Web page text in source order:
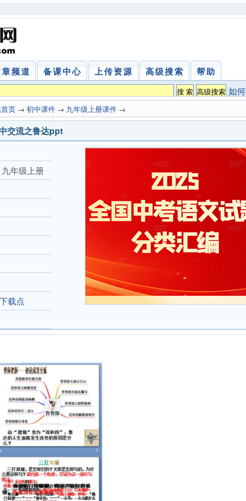
频道 备课中心 上传资源 高级搜索
帮助
如
页 → 初中课件 → 九年级上册课件 →
交流之鲁达ppt
年级上册
载点